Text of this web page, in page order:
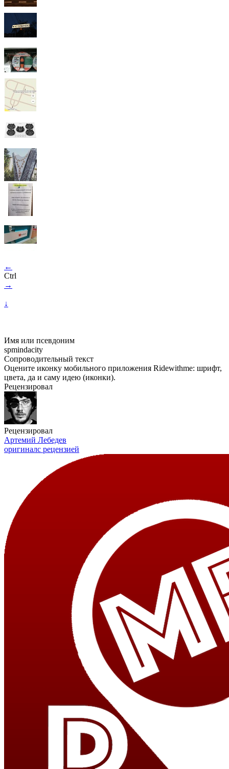
←
Ctrl
→
↓
Имя или псевдоним
spmindacity
Сопроводительный текст
Оцените иконку мобильного приложения Ridewithme: шрифт,
цвета, да и саму идею (иконки).
Рецензировал
Рецензировал
Артемий Лебедев
оригиналс рецензией